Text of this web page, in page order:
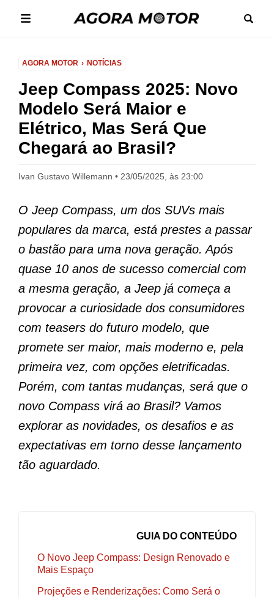
AGORA MOTOR NOTÍCIAS
Jeep Compass 2025: Novo
Modelo Será Maior e
Elétrico, Mas Será Que
Chegará ao Brasil?
Ivan Gustavo Willemann 23/05/2025, às 23:00
O Jeep Compass, um dos SUVs mais
populares da marca, está prestes a passar
o bastão para uma nova geração. Após
quase 10 anos de sucesso comercial com
a mesma geração, a Jeep já começa a
provocar a curiosidade dos consumidores
com teasers do futuro modelo, que
promete ser maior, mais moderno e, pela
primeira vez, com opções eletrificadas.
Porém, com tantas mudanças, será que o
novo Compass virá ao Brasil? Vamos
explorar as novidades, os desafios e as
expectativas em torno desse lançamento
tão aguardado.
GUIA DO CONTEÚDO
O Novo Jeep Compass: Design Renovado e
Mais Espaço
Projeções e Renderizações: Como Será o